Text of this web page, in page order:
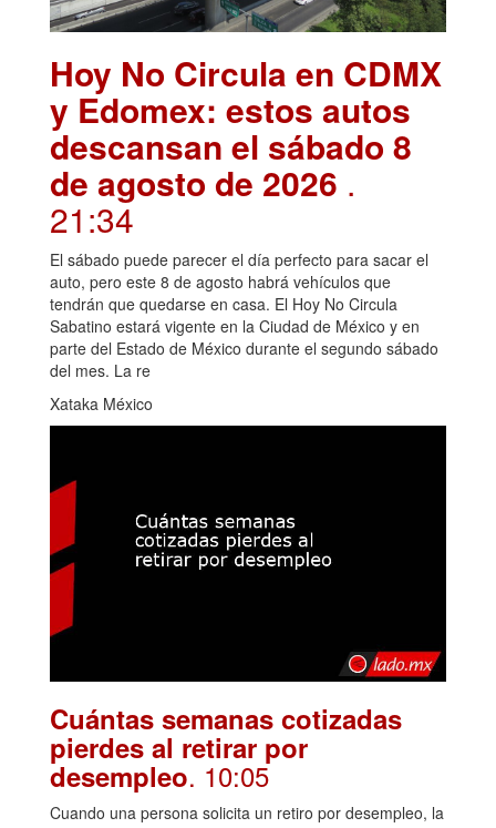
Hoy No Circula en CDMX
y Edomex: estos autos
descansan el sábado 8
de agosto de 2026 .
21:34
El sábado puede parecer el día perfecto para sacar el
auto, pero este 8 de agosto habrá vehículos que
tendrán que quedarse en casa. El Hoy No Circula
Sabatino estará vigente en la Ciudad de México y en
parte del Estado de México durante el segundo sábado
del mes. La re
Xataka México
Cuántas semanas cotizadas
pierdes al retirar por
desempleo. 10:05
Cuando una persona solicita un retiro por desempleo, la